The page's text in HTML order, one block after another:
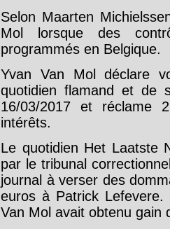
Selon Maarten
Mol lorsque des
programmés en Belgique.
Yvan Van Mol déclare
quotidien flamand et de
16/03/2017 et réclame
intérêts.
Le quotidien Het Laatste
par le tribunal
journal à verser des
euros à Patrick
Van Mol avait obtenu gain